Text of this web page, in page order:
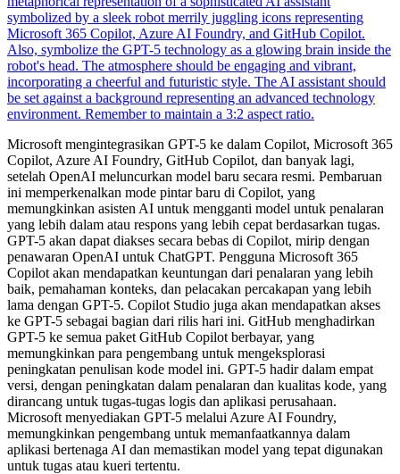
Microsoft mengintegrasikan GPT-5 ke dalam Copilot, Microsoft 365
Copilot, Azure AI Foundry, GitHub Copilot, dan banyak lagi,
setelah OpenAI meluncurkan model baru secara resmi. Pembaruan
ini memperkenalkan mode pintar baru di Copilot, yang
memungkinkan asisten AI untuk mengganti model untuk penalaran
yang lebih dalam atau respons yang lebih cepat berdasarkan tugas.
GPT-5 akan dapat diakses secara bebas di Copilot, mirip dengan
penawaran OpenAI untuk ChatGPT. Pengguna Microsoft 365
Copilot akan mendapatkan keuntungan dari penalaran yang lebih
baik, pemahaman konteks, dan pelacakan percakapan yang lebih
lama dengan GPT-5. Copilot Studio juga akan mendapatkan akses
ke GPT-5 sebagai bagian dari rilis hari ini. GitHub menghadirkan
GPT-5 ke semua paket GitHub Copilot berbayar, yang
memungkinkan para pengembang untuk mengeksplorasi
peningkatan penulisan kode model ini. GPT-5 hadir dalam empat
versi, dengan peningkatan dalam penalaran dan kualitas kode, yang
dirancang untuk tugas-tugas logis dan aplikasi perusahaan.
Microsoft menyediakan GPT-5 melalui Azure AI Foundry,
memungkinkan pengembang untuk memanfaatkannya dalam
aplikasi bertenaga AI dan memastikan model yang tepat digunakan
untuk tugas atau kueri tertentu.